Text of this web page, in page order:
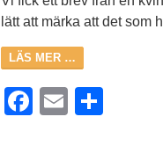
lätt att märka att det som
LÄS MER …
Facebook
Email